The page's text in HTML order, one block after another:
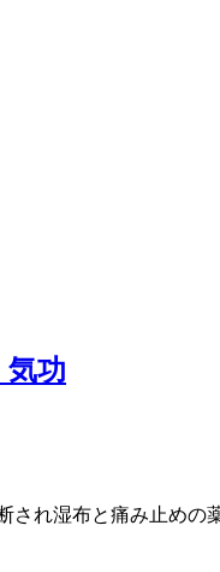
気功
され湿布と痛み止めの